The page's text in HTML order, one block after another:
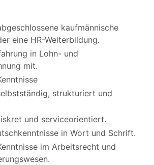
kaufmännische
eine HR-Weiterbildung.
in Lohn- und
mit.
strukturiert und
und serviceorientiert.
in Wort und Schrift.
im Arbeitsrecht und